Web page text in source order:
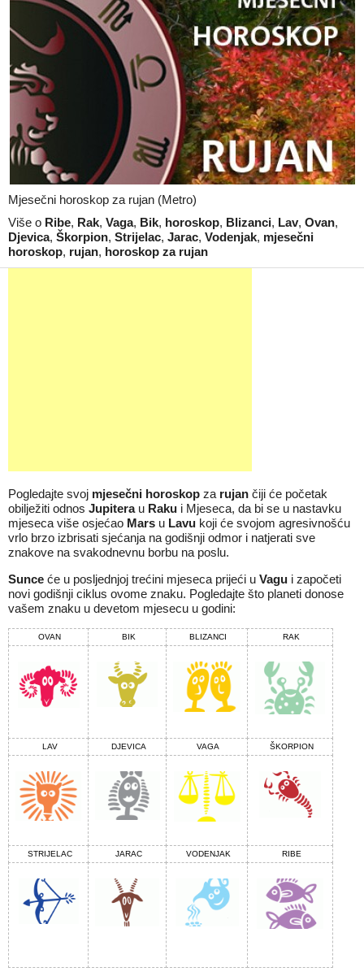
Mjesečni horoskop za rujan (Metro)
Više o Ribe, Rak, Vaga, Bik, horoskop, Blizanci, Lav, Ovan,
Djevica, Škorpion, Strijelac, Jarac, Vodenjak, mjesečni
horoskop, rujan, horoskop za rujan
Pogledajte svoj mjesečni horoskop za rujan čiji će početak
obilježiti odnos Jupiterau Raku i Mjeseca, da bi se u nastavku
mjeseca više osjećao Mars u Lavu koji će svojom agresivnošću
vrlo brzo izbrisati sjećanja na godišnji odmor i natjerati sve
znakove na svakodnevnu borbu na poslu.
Sunce će u posljednjoj trećini mjeseca prijeći u Vagu i započeti
novi godišnji ciklus ovome znaku. Pogledajte što planeti donose
vašem znaku u devetom mjesecu u godini:
OVAN BIK BLIZANCI RAK
LAV DJEVICA VAGA ŠKORPION
STRIJELAC JARAC VODENJAK RIBE